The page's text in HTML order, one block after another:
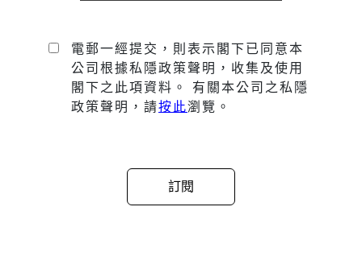
電郵一經提交，則表示閣下已同意本
公司根據私隱政策聲明，收集及使用
閣下之此項資料。 有關本公司之私隱
政策聲明，請按此瀏覽。